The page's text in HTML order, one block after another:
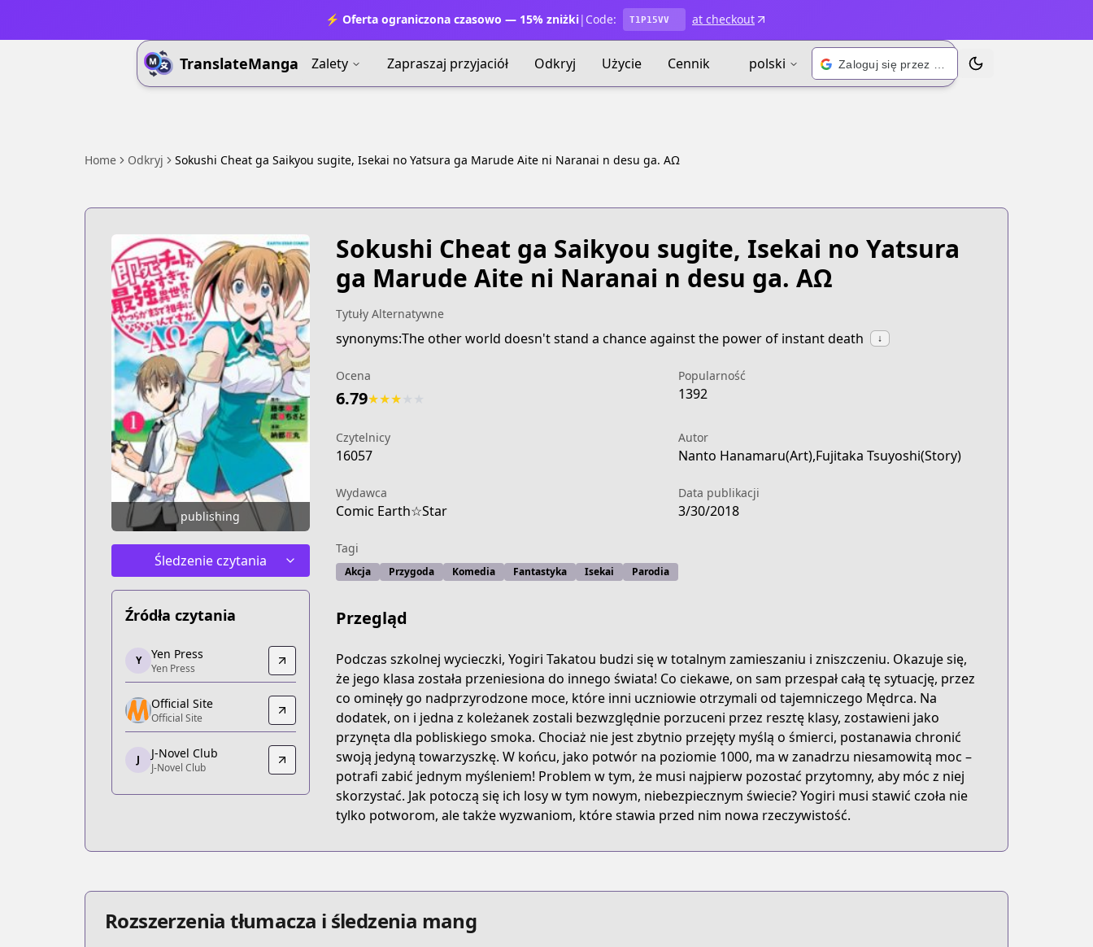
⚡ Oferta ograniczona czasowo — 15% zniżki| Code: T1P15VV at checkout
TranslateManga Zalety Zapraszaj przyjaciół Odkryj Użycie Cennik polski Przełącz motyw
Home Odkryj Sokushi Cheat ga Saikyou sugite, Isekai no Yatsura ga Marude Aite ni Naranai n desu ga. ΑΩ
publishing
Śledzenie czytania
Źródła czytania
Yen Press
Yen Press
https://yenpress.com/series/my-instant-death-ability-is-so-overpowered-no-one-in-this-other-world-stands-a-chance-against-me-ao
Official Site
Official Site
https://www.comic-earthstar.jp/detail/sokushicheat/
J-Novel Club
https://j-novel.club/series/my-instant-death-ability-is-so-overpowered-no-one-in-this-other-world-stands-a-chance-against-me-manga
Y Yen Press
Yen Press
Official Site
Official Site
J J-Novel Club
J-Novel Club
Sokushi Cheat ga Saikyou sugite, Isekai no Yatsura
ga Marude Aite ni Naranai n desu ga. ΑΩ
Tytuły Alternatywne
synonyms:The other world doesn't stand a chance against the power of instant death ↓
Ocena
6.79★★★
Popularność
1392
Czytelnicy
16057
Autor
Nanto Hanamaru(Art),Fujitaka Tsuyoshi(Story)
Wydawca
Comic Earth☆Star
Data publikacji
3/30/2018
Tagi
Akcja Przygoda Komedia Fantastyka Isekai Parodia
Przegląd
Podczas szkolnej wycieczki, Yogiri Takatou budzi się w totalnym zamieszaniu i zniszczeniu. Okazuje się,
że jego klasa została przeniesiona do innego świata! Co ciekawe, on sam przespał całą tę sytuację, przez
co ominęły go nadprzyrodzone moce, które inni uczniowie otrzymali od tajemniczego Mędrca. Na
dodatek, on i jedna z koleżanek zostali bezwzględnie porzuceni przez resztę klasy, zostawieni jako
przynęta dla pobliskiego smoka. Chociaż nie jest zbytnio przejęty myślą o śmierci, postanawia chronić
swoją jedyną towarzyszkę. W końcu, jako potwór na poziomie 1000, ma w zanadrzu niesamowitą moc –
potrafi zabić jednym myśleniem! Problem w tym, że musi najpierw pozostać przytomny, aby móc z niej
skorzystać. Jak potoczą się ich losy w tym nowym, niebezpiecznym świecie? Yogiri musi stawić czoła nie
tylko potworom, ale także wyzwaniom, które stawia przed nim nowa rzeczywistość.
Rozszerzenia tłumacza i śledzenia mang